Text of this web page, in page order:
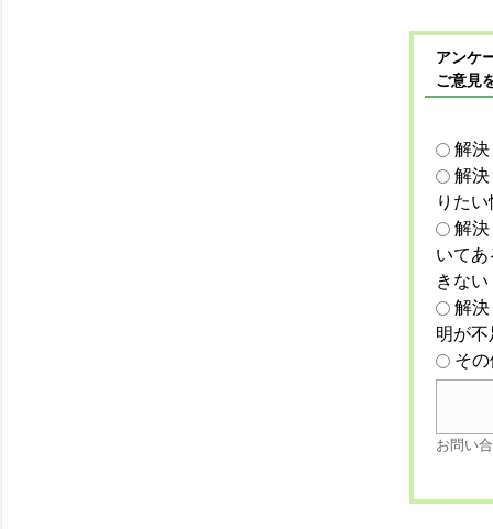
アンケ
ご意見
解
解
りた
解
いて
きない
解
明が
そ
お問い